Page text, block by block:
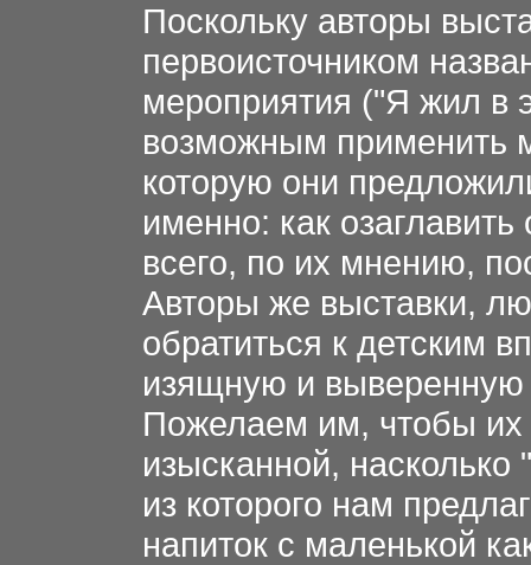
Поскольку авторы
первоисточником
мероприятия ("Я жил в
возможным применить
которую они
именно: как
всего, по их мнению,
Авторы же выставки,
обратиться к детским
изящную и
Пожелаем им, чтобы их
изысканной,
из которого нам
напиток с маленькой